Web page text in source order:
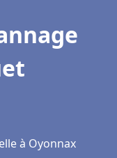
à Oyonnax